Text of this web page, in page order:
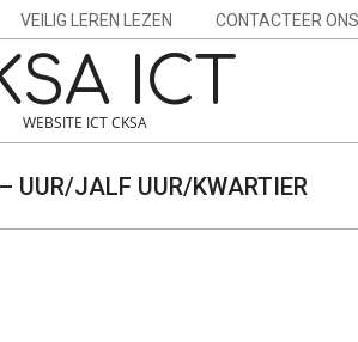
VEILIG LEREN LEZEN CONTACTEER ONS
ICT
WEBSITE ICT CKSA
UUR/JALF UUR/KWARTIER